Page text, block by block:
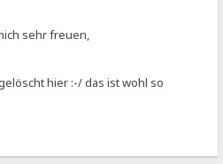
sehr freuen,
hier :-/ das ist wohl so